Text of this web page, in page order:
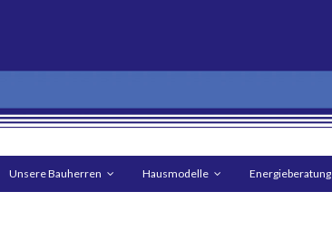
Unsere Bauherren Hausmodelle Energieberatung